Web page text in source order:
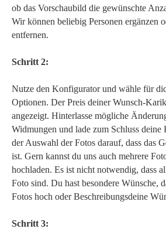
ob das Vorschaubild die gewünschte
Wir können beliebig Personen ergänzen
entfernen.
Schritt 2:
Nutze den Konfigurator und wähle für
Optionen. Der Preis deiner Wunsch-
angezeigt. Hinterlasse mögliche
Widmungen und lade zum Schluss deine
der Auswahl der Fotos darauf, dass das
ist. Gern kannst du uns auch mehrere
hochladen. Es ist nicht notwendig, dass
Foto sind. Du hast besondere Wünsche,
Fotos hoch oder Beschreibungsdeine
Schritt 3: